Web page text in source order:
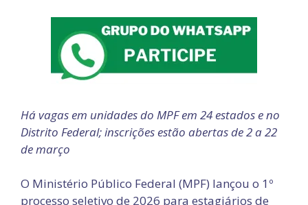
Há vagas em unidades do MPF em 24 estados e no
Distrito Federal; inscrições estão abertas de 2 a 22
de março
O Ministério Público Federal (MPF) lançou o 1º
processo seletivo de 2026 para estagiários de